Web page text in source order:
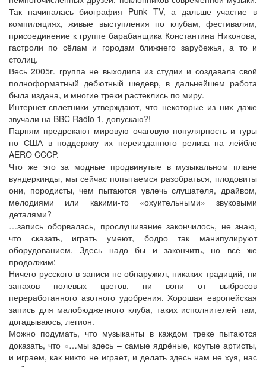
Так начиналась биография Punk TV, а дальше участие в
компиляциях, живые выступления по клубам, фестивалям,
присоединение к группе барабанщика Константина Никонова,
гастроли по сёлам и городам ближнего зарубежья, а то и
столиц.
Весь 2005г. группа не выходила из студии и создавала свой
полноформатный дебютный шедевр, в дальнейшем работа
была издана, и многие треки растеклись по миру.
Интернет-сплетники утверждают, что некоторые из них даже
звучали на BBC Radio 1, допускаю?!
Парням предрекают мировую очаговую популярность и туры
по США в поддержку их переизданного релиза на лейбле
AERO CCCP.
Что же это за модные продвинутые в музыкальном плане
вундеркинды, мы сейчас попытаемся разобраться, плодовиты
они, породисты, чем пытаются увлечь слушателя, драйвом,
мелодиями или какими-то «охуительными» звуковыми
деталями?
…запись оборвалась, прослушивание закончилось, не знаю,
что сказать, играть умеют, бодро так манипулируют
оборудованием. Здесь надо бы и закончить, но всё же
продолжим:
Ничего русского в записи не обнаружил, никаких традиций, ни
запахов полевых цветов, ни вони от выбросов
переработанного азотного удобрения. Хорошая европейская
запись для малобюджетного клуба, таких исполнителей там,
догадываюсь, легион.
Можно подумать, что музыканты в каждом треке пытаются
доказать, что «…мы здесь – самые ядрёные, крутые артисты,
и играем, как никто не играет, и делать здесь нам не хуя, нас